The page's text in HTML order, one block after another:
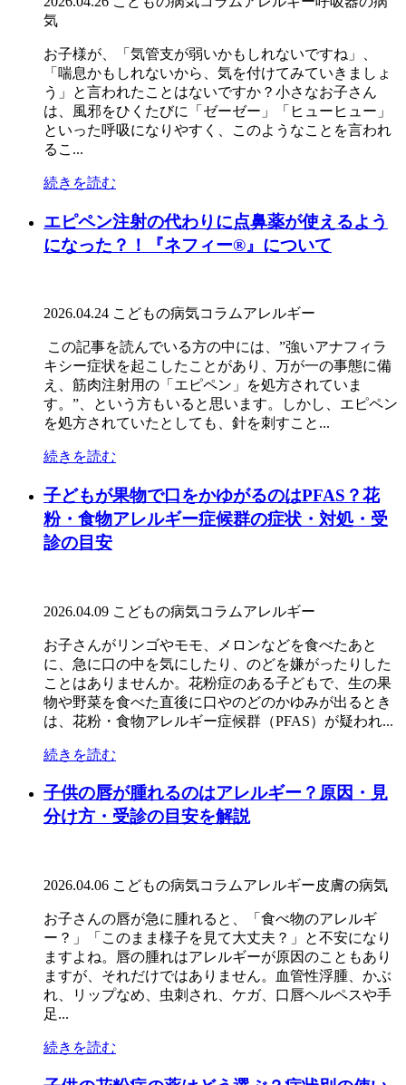
気
お子様が、「気管支が弱いかもしれないですね」、
「喘息かもしれないから、気を付けてみていきましょ
う」と言われたことはないですか？小さなお子さん
は、風邪をひくたびに「ゼーゼー」「ヒューヒュー」
といった呼吸になりやすく、このようなことを言われ
るこ...
続きを読む
エピペン注射の代わりに点鼻薬が使えるよう
になった？！『ネフィー®』について
2026.04.24 こどもの病気コラムアレルギー
この記事を読んでいる方の中には、”強いアナフィラ
キシー症状を起こしたことがあり、万が一の事態に備
え、筋肉注射用の「エピペン」を処方されていま
す。”、という方もいると思います。しかし、エピペン
を処方されていたとしても、針を刺すこと...
続きを読む
子どもが果物で口をかゆがるのはPFAS？花
粉・食物アレルギー症候群の症状・対処・受
診の目安
2026.04.09 こどもの病気コラムアレルギー
お子さんがリンゴやモモ、メロンなどを食べたあと
に、急に口の中を気にしたり、のどを嫌がったりした
ことはありませんか。花粉症のある子どもで、生の果
物や野菜を食べた直後に口やのどのかゆみが出るとき
は、花粉・食物アレルギー症候群（PFAS）が疑われ...
続きを読む
子供の唇が腫れるのはアレルギー？原因・見
分け方・受診の目安を解説
2026.04.06 こどもの病気コラムアレルギー皮膚の病気
お子さんの唇が急に腫れると、「食べ物のアレルギ
ー？」「このまま様子を見て大丈夫？」と不安になり
ますよね。唇の腫れはアレルギーが原因のこともあり
ますが、それだけではありません。血管性浮腫、かぶ
れ、リップなめ、虫刺され、ケガ、口唇ヘルペスや手
足...
続きを読む